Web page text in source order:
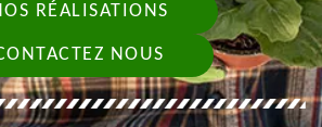
RÉALISATIONS
NOUS